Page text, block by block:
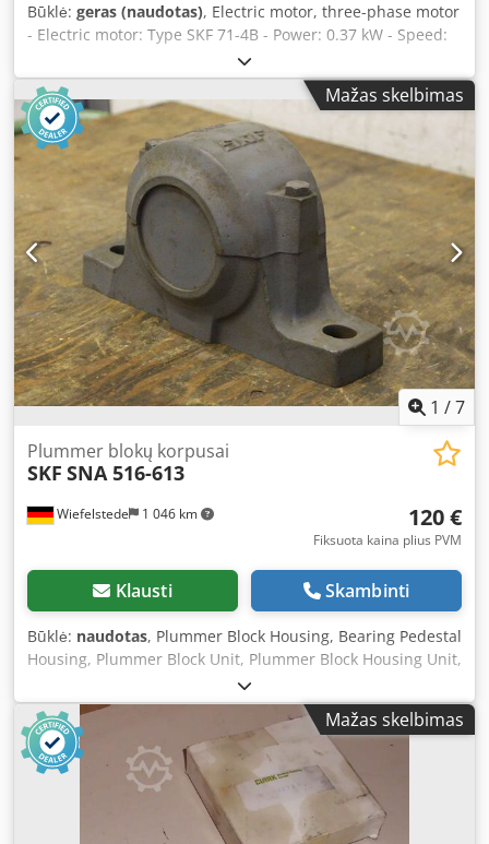
Būklė: geras (naudotas), Electric motor, three-phase motor
- Electric motor: Type SKF 71-4B - Power: 0.37 kW - Speed:
1400 rpm - Shaft: Ø 14 x 30 mm Codpfx Aewt Nyyodyorf -
Design: B14 - Dimensions: 235/135/H180 mm - Weight: 6.2
kg
Mažas skelbimas
1 /7
Wiefelstede 1 046 km
Plummer blokų korpusai
SKF SNA 516-613
120 €
Fiksuota kaina plius PVM
Klausti Skambinti
Būklė: naudotas, Plummer Block Housing, Bearing Pedestal
Housing, Plummer Block Unit, Plummer Block Housing Unit,
SKF Plummer Block Housing, Plummer Block Unit -SKF:
Plummer Block Housing Type SNA 516-613 -Price: per piece
Crjdofk Afispfx Adyjf -Quantity: 2 pieces -Dimensions:
315/120/H170 mm -Weight: 9 kg/piece
Mažas skelbimas